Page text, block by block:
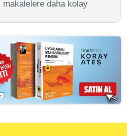
daha kolay